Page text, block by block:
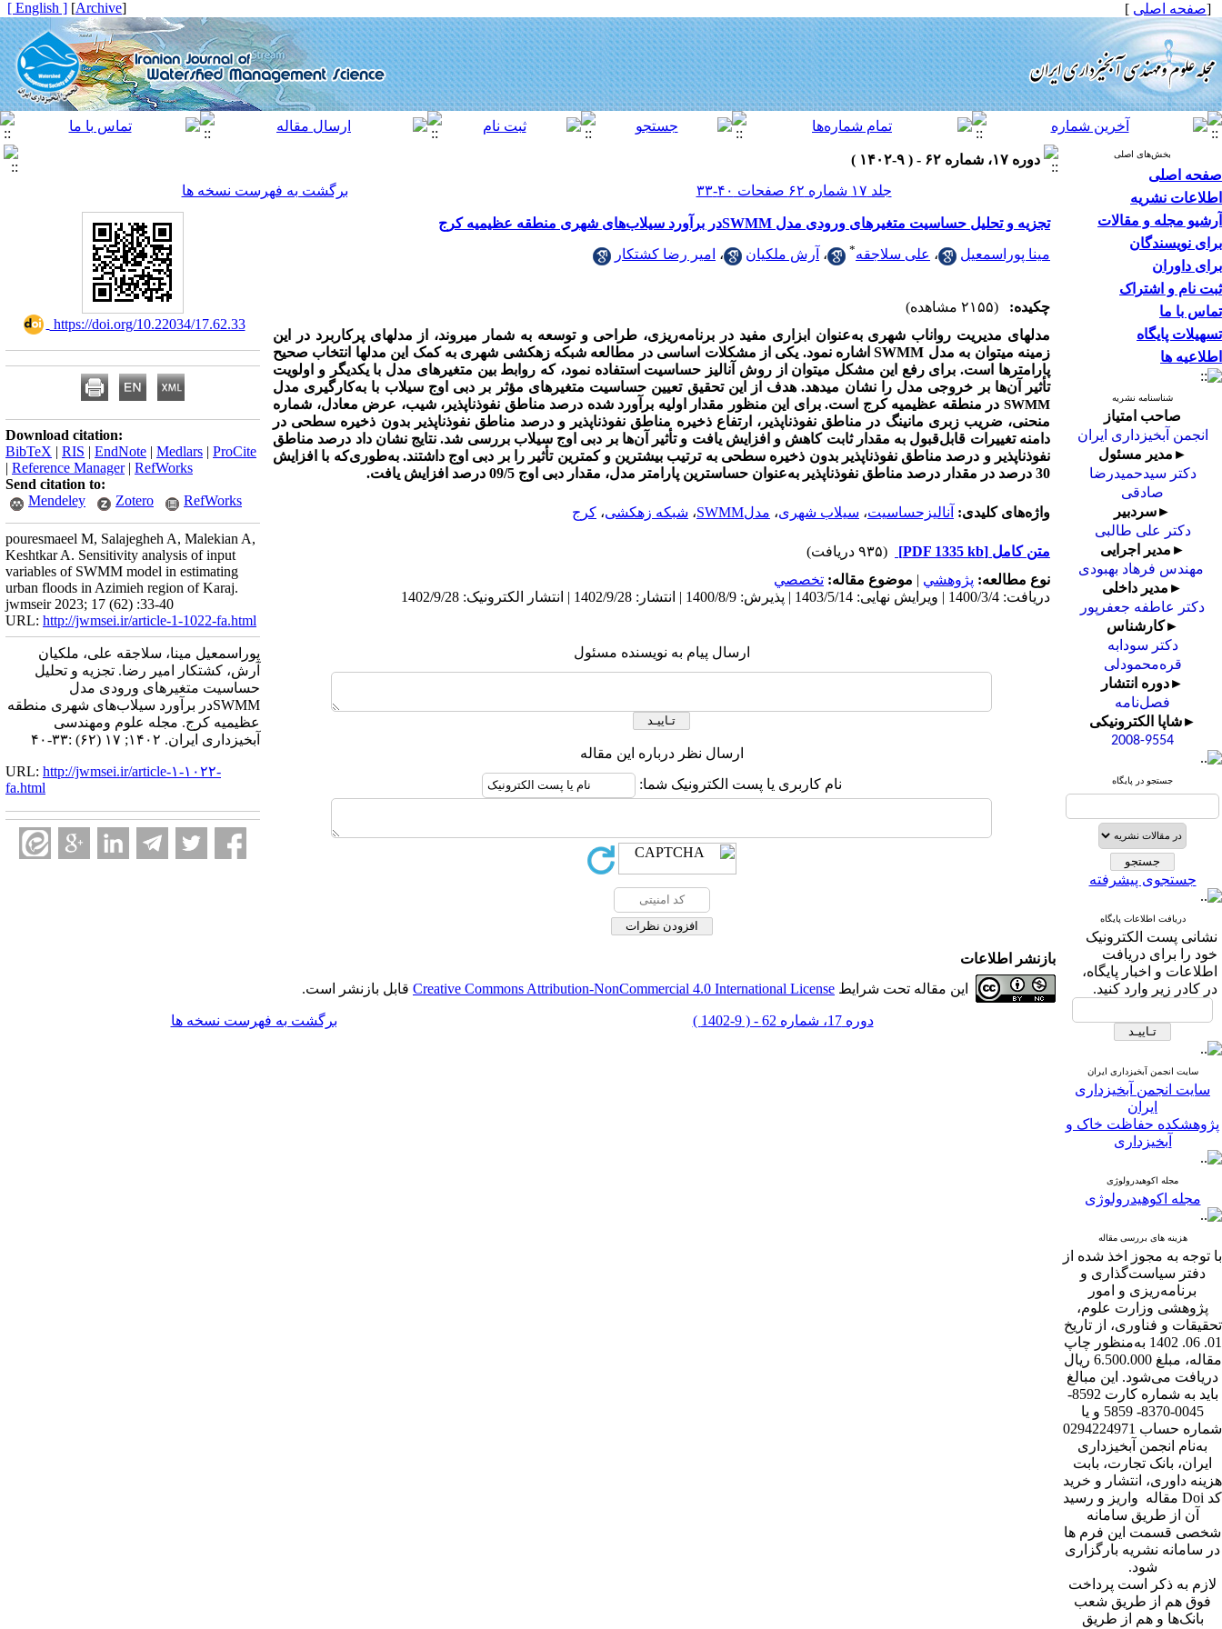
[صفحه اصلی ]
[
Archive
]
[ English ]
بخش‌های اصلی
صفحه اصلی
اطلاعات نشریه
آرشیو مجله و مقالات
برای نویسندگان
برای داوران
ثبت نام و اشتراک
تماس با ما
تسهیلات پایگاه
اطلاعیه ها
شناسنامه نشریه
صاحب امتیاز
انجمن آبخیزداری ایران
►مدیر مسئول
دکتر سیدحمیدرضا
صادقی
►سردبیر
دکتر علی طالبی
►مدیر اجرایی
مهندس فرهاد بهبودی
►مدیر داخلی
دکتر عاطفه جعفرپور
►کارشناس
دکتر سودابه
قره‌محمودلی
►دوره انتشار
فصل‌نامه
►شاپا الکترونیکی
2008-9554
جستجو در پایگاه
جستجوی پیشرفته
دریافت اطلاعات پایگاه
نشانی پست الکترونیک
خود را برای دریافت
اطلاعات و اخبار پایگاه،
در کادر زیر وارد کنید.
سایت انجمن آبخیزداری ایران
سایت انجمن آبخیزداری
ایران
پژوهشکده حفاظت خاک و
آبخیزداری
مجله اکوهیدرولوژی
مجله اکوهیدرولوژی
هزینه های بررسی مقاله
با توجه به مجوز اخذ شده از
دفتر سیاست‌گذاری و
برنامه‌ریزی و امور
پژوهشی وزارت علوم،
تحقیقات و فناوری، از تاریخ
01. 06. 1402 به‌منظور چاپ
مقاله، مبلغ 6.500.000 ریال
دریافت می‌شود. این مبالغ
باید به شماره کارت 8592-
0045-8370- 5859 و یا
شماره حساب 0294224971
به‌نام انجمن آبخیزداری
ایران، بانک تجارت، بابت
هزینه داوری، انتشار و خرید
کد Doi مقاله واریز و رسید
آن از طریق سامانه
شخصی قسمت این فرم ها
در سامانه نشریه بارگزاری
شود.
لازم به ذکر است پرداخت
فوق هم از طریق شعب
بانک‌‌ها و هم از طریق
دوره ۱۷، شماره ۶۲ - ( ۹-۱۴۰۲ )
جلد ۱۷ شماره ۶۲ صفحات ۴۰-۳۳
برگشت به فهرست نسخه ها
تجزیه و تحلیل حساسیت متغیرهای ورودی مدل SWMMدر برآورد سیلاب‌های شهری منطقه عظیمیه کرج
مینا پوراسمعیل ، علی سلاجقه* ، آرش ملکیان ، امیر رضا کشتکار
چکیده:
(۲۱۵۵ مشاهده)
مدل­های مدیریت رواناب شهری به‌عنوان ابزاری مفید در برنامه‌ریزی، طراحی و توسعه به شمار می­روند، از مدل­های پرکاربرد در این
زمینه می­توان به مدل SWMMاشاره نمود. یکی از مشکلات اساسی در مطالعه شبکه زهکشی شهری به کمک این مدل­ها انتخاب صحیح
پارامترها است. برای رفع این مشکل می­توان از روش آنالیز حساسیت استفاده نمود،که روابط بین متغیرهای مدل با یکدیگر و اولویت
تأثیر آن‌ها بر خروجی مدل را نشان می­دهد.هدف از این تحقیق تعیین حساسیت متغیرهای مؤثر بر دبی اوج سیلاب با به‌کارگیری مدل
SWMM در منطقه عظیمیه کرج است. برای این منظور مقدار اولیه برآورد شده درصد مناطق نفوذناپذیر، شیب، عرض معادل، شماره
منحنی، ضریب زبری مانینگ در مناطق نفوذناپذیر، ارتفاع ذخیره مناطق نفوذناپذیر و درصد مناطق نفوذناپذیر بدون ذخیره سطحی در
دامنه تغییرات قابل‌قبول به مقدار ثابت کاهش و افزایش یافت و تأثیر آن‌ها بر دبی اوج سیلاب بررسی شد. نتایج نشان داد درصد مناطق
نفوذناپذیر و درصد مناطق نفوذناپذیر بدون ذخیره سطحی به ترتیب بیشترین و کمترین تأثیر را بر دبی اوج داشتند. به‌طوری‌که با افزایش
30 درصد در مقدار درصد مناطق نفوذناپذیر به‌عنوان حساس­ترین پارامتر مدل، مقدار دبی اوج 09/5 درصد افزایش یافت.
واژه‌های کلیدی: آنالیزحساسیت، سیلاب شهری، مدلSWMM ، شبکه زهکشی، کرج
متن کامل [PDF 1335 kb]
(۹۳۵ دریافت)
نوع مطالعه: پژوهشي | موضوع مقاله: تخصصي
دریافت: 1400/3/4 | ویرایش نهایی: 1403/5/14 | پذیرش: 1400/8/9 | انتشار: 1402/9/28 | انتشار الکترونیک: 1402/9/28
ارسال پیام به نویسنده مسئول
ارسال نظر درباره این مقاله
نام کاربری یا پست الکترونیک شما:
‎ https://doi.org/10.22034/17.62.33
Download citation:
BibTeX | RIS | EndNote | Medlars | ProCite
| Reference Manager| RefWorks
Send citation to:
Mendeley
Zotero RefWorks
pouresmaeel M, Salajegheh A, Malekian A,
Keshtkar A. Sensitivity analysis of input
variables of SWMM model in estimating
urban floods in Azimieh region of Karaj.
jwmseir 2023; 17 (62) :33-40
URL: http://jwmsei.ir/article-1-1022-fa.html
پوراسمعیل مینا، سلاجقه علی، ملکیان
آرش، کشتکار امیر رضا. تجزیه و تحلیل
حساسیت متغیرهای ورودی مدل
SWMMدر برآورد سیلاب‌های شهری منطقه
عظیمیه کرج. مجله علوم ومهندسی
آبخیزداری ایران. ۱۴۰۲; ۱۷ (۶۲) :۳۳-۴۰
URL: http://jwmsei.ir/article-۱-۱۰۲۲-
fa.html
بازنشر اطلاعات
این مقاله تحت شرایط Creative Commons Attribution-NonCommercial 4.0 International License قابل بازنشر است.
دوره 17، شماره 62 - ( 9-1402 ) برگشت به فهرست نسخه ها